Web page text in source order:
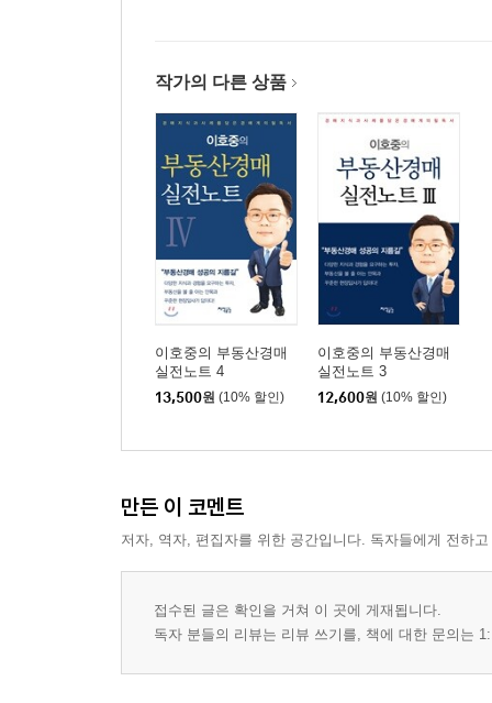
작가의 다른 상품
이호중의 부동산경매
실전노트 4
13,500원 (10% 할인)
이호중의 부동산경매
실전노트 3
12,600원 (10% 할인)
만든 이 코멘트
저자, 역자, 편집자를 위한 공간입니다. 독자들에게 전하
접수된 글은 확인을 거쳐 이 곳에 게재됩니다.
독자 분들의 리뷰는 리뷰 쓰기를, 책에 대한 문의는